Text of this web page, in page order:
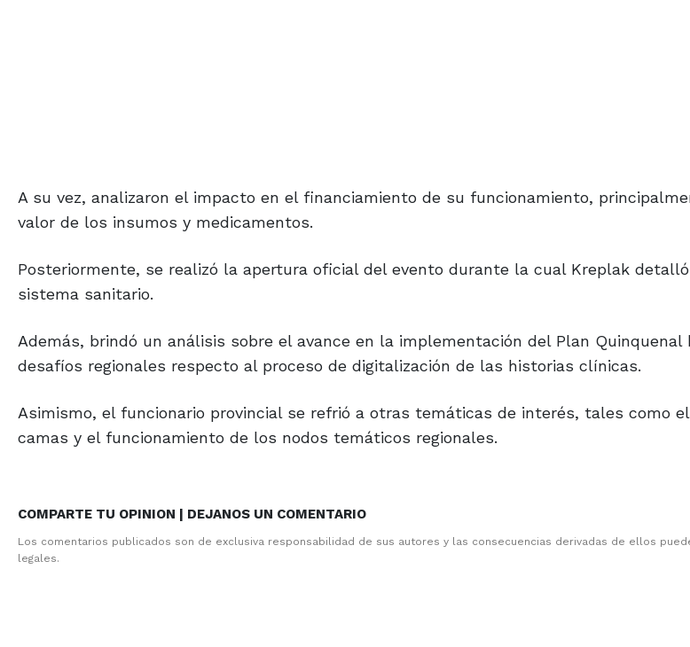
A su vez, analizaron el impacto en el financiamiento de su funcionamiento,
valor de los insumos y medicamentos.
Posteriormente, se realizó la apertura oficial del evento durante la cual Kreplak
sistema sanitario.
Además, brindó un análisis sobre el avance en la implementación del Plan Quinquenal
desafíos regionales respecto al proceso de digitalización de las historias clínicas.
Asimismo, el funcionario provincial se refrió a otras temáticas de interés, tales como
camas y el funcionamiento de los nodos temáticos regionales.
COMPARTE TU OPINION | DEJANOS UN COMENTARIO
Los comentarios publicados son de exclusiva responsabilidad de sus autores y las consecuencias derivadas de ellos
legales.